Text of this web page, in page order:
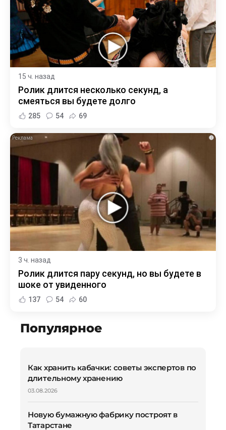
15 ч. назад
Ролик длится несколько секунд, а
смеяться вы будете долго
285 54 69
i
3 ч. назад
Ролик длится пару секунд, но вы будете в
шоке от увиденного
137 54 60
Популярное
Как хранить кабачки: советы экспертов по
длительному хранению
03.08.2026
Новую бумажную фабрику построят в
Татарстане